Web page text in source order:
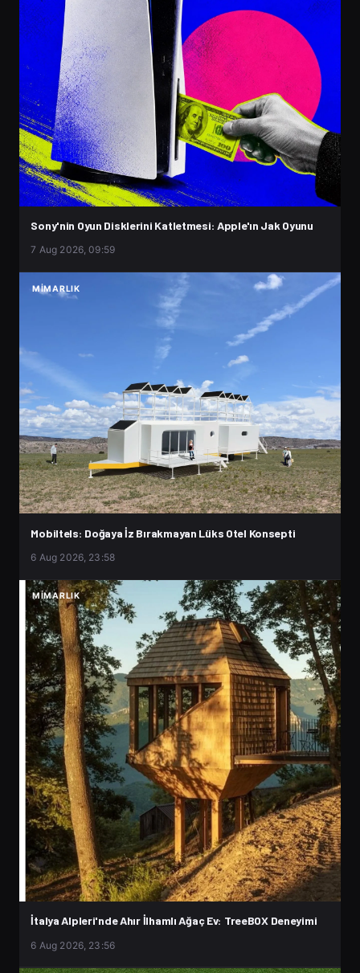
Sony'nin Oyun Disklerini Katletmesi: Apple'ın Jak Oyunu
7 Aug 2026, 09:59
MIMARLIK
Mobiltels: Doğaya İz Bırakmayan Lüks Otel Konsepti
6 Aug 2026, 23:58
MIMARLIK
İtalya Alpleri'nde Ahır İlhamlı Ağaç Ev: TreeBOX Deneyimi
6 Aug 2026, 23:56